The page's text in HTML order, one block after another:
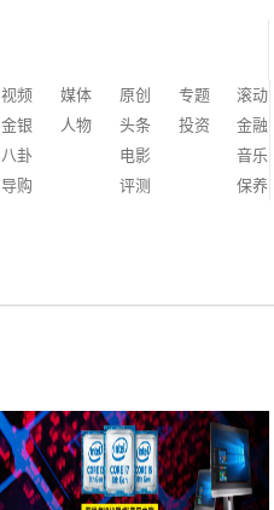
视频 媒体 原创 专题
滚动
金银 人物 头条 投资
金融
八卦 电影
音乐
导购 评测
保养